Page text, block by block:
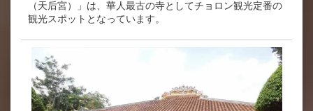
（天后宮）」は、華人最古の寺としてチョロン観光定番の
観光スポットとなっています。